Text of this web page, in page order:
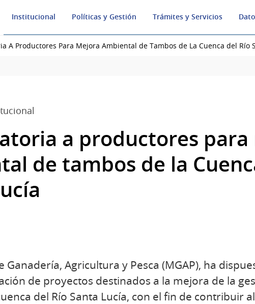
Institucional Políticas y Gestión Trámites y Servicios
A Productores Para Mejora Ambiental de Tambos de La Cuenca del Río
a productores para
de tambos de la
Ganadería, Agricultura y Pesca (MGAP), ha
de proyectos destinados a la mejora de la
del Río Santa Lucía, con el fin de contribuir